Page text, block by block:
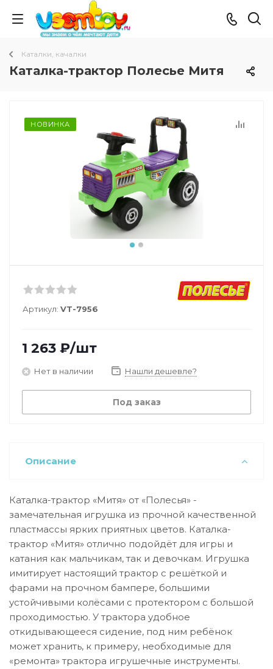
Каталки, качалки
Каталка-трактор Полесье Митя
НОВИНКА
Артикул: VT-7956
1 263 ₽/шт
Нет в наличии Нашли дешевле?
Под заказ
Описание
Каталка-трактор «Митя» от «Полесья» -
замечательная игрушка из прочной качественной
пластмассы ярких приятных цветов. Каталка-
трактор «Митя» отлично подойдёт для игры и
катания как мальчикам, так и девочкам. Игрушка
имитирует настоящий трактор с решёткой и
фарами на прочном бампере, большими
устойчивыми колёсами с протектором с большой
проходимостью. У трактора удобное
откидывающееся сидение, под ним ребёнок
может хранить, к примеру, необходимые для
«ремонта» трактора игрушечные инструменты.